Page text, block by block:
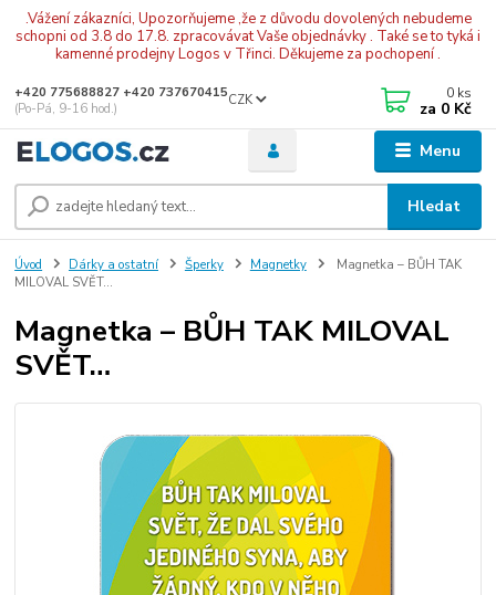
.Vážení zákazníci, Upozorňujeme ,že z důvodu dovolených nebudeme
schopni od 3.8 do 17.8. zpracovávat Vaše objednávky . Také se to tyká i
kamenné prodejny Logos v Třinci. Děkujeme za pochopení .
Menu
CZK
Hledat
+420 775688827 +420 737670415
(Po-Pá, 9-16 hod.)
0 ks
za 0 Kč
Úvod Dárky a ostatní Šperky Magnetky
Magnetka – BŮH TAK
MILOVAL SVĚT…
Magnetka – BŮH TAK MILOVAL
SVĚT…